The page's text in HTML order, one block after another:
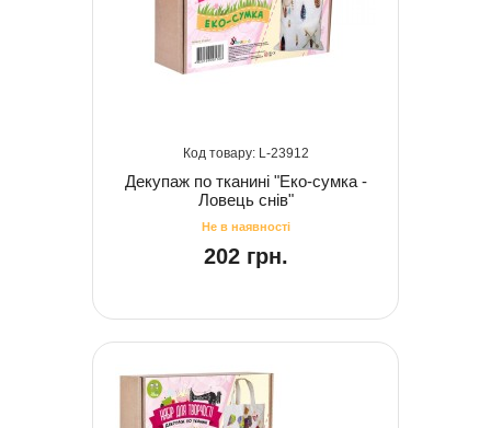
23912
Декупаж по тканині "Еко-сумка -
Ловець снів"
202 грн.